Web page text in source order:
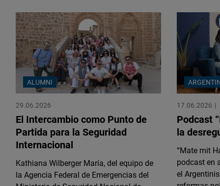
ALUMNI
29.06.2026
El Intercambio como Punto de
Partida para la Seguridad
Internacional
Kathiana Wilberger María, del equipo de
la Agencia Federal de Emergencias del
17.06.2026
Podcast
la
“Mate mit
podcast en
el